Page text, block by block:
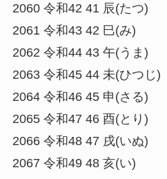
2060 令和42 41 辰(たつ)
2061 令和43 42 巳(み)
2062 令和44 43 午(うま)
2063 令和45 44 未(ひつじ)
2064 令和46 45 申(さる)
2065 令和47 46 酉(とり)
2066 令和48 47 戌(いぬ)
2067 令和49 48 亥(い)